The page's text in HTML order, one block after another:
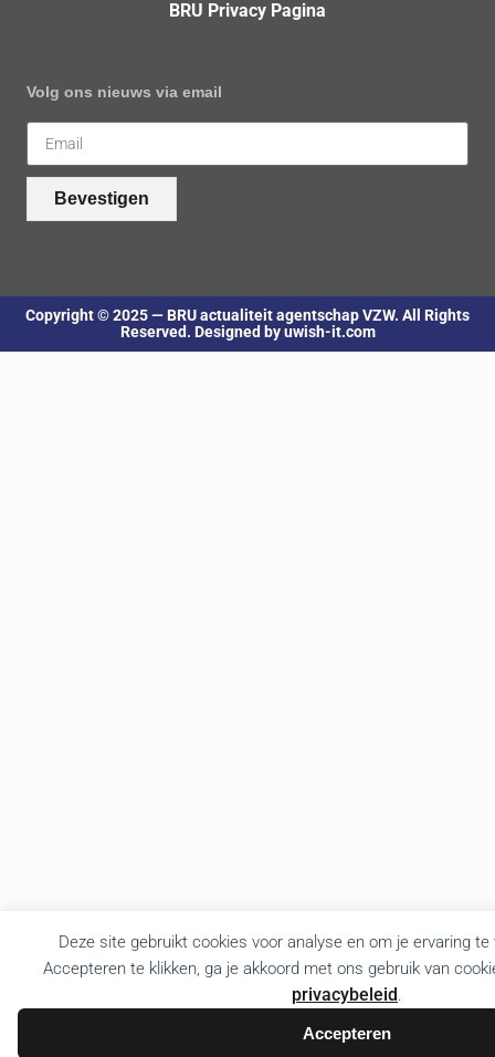
Deze site gebruikt cookies voor analyse en om je ervaring
Accepteren te klikken, ga je akkoord met ons gebruik van
privacybeleid.
Accepteren
BRU Privacy Pagina
Volg ons nieuws via email
Bevestigen
Copyright © 2025 — BRU actualiteit agentschap VZW. All Rights
Reserved. Designed by uwish-it.com